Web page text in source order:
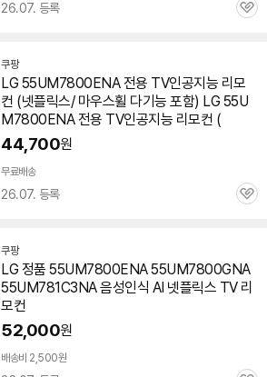
26.07. 등록
관
쿠팡
LG 55UM7800ENA전용 TV인공지능 리모
컨 (넷플릭스/ 마우스휠 다기능 포함) LG 55U
M7800ENA전용 TV인공지능 리모컨 (
44,700원
무료배송
26.07. 등록
관
쿠팡
LG 정품 55UM7800ENA55UM7800GNA
55UM781C3NA 음성인식 AI 넷플릭스 TV 리
모컨
52,000원
배송비 2,500원